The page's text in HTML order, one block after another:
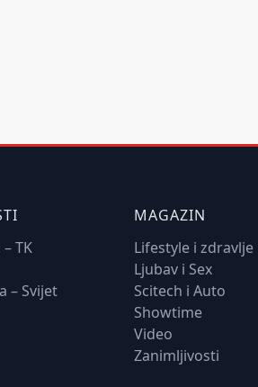
TK
– Svijet
MAGAZIN
Lifestyle i zdravlje
Ljubav i Sex
Scitech i Auto
Showtime
Video
Zanimljivosti